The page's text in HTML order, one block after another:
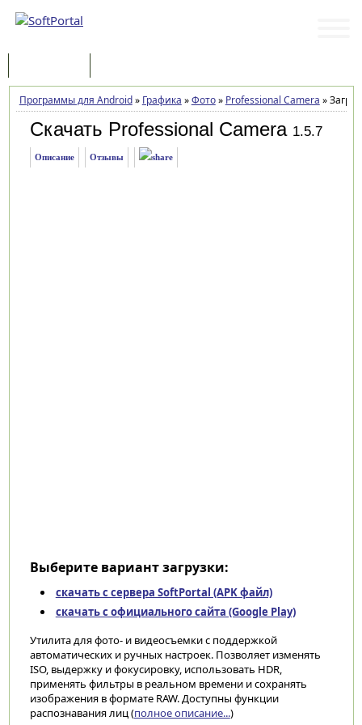
Программы для Android» Графика »Фото» Professional Camera »
Скачать Professional Camera 1.5.7
Описание Отзывы
Выберите вариант загрузки:
скачать с сервера SoftPortal (APK файл)
скачать с официального сайта (Google Play)
Утилита для фото- и видеосъемки с поддержкой
автоматических и ручных настроек. Позволяет изменять
ISO, выдержку и фокусировку, использовать HDR,
применять фильтры в реальном времени и сохранять
изображения в формате RAW. Доступны функции
распознавания лиц (полное описание...)